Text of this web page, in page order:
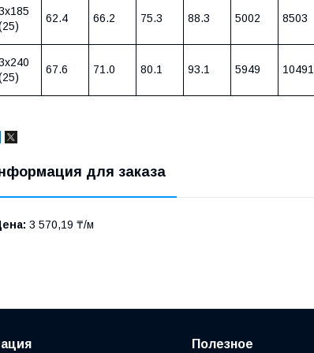
62.4 66.2 75.3 88.3 5002 8503
67.6 71.0 80.1 93.1 5949 10491
для заказа
3 570,19 ₸/м
Полезное